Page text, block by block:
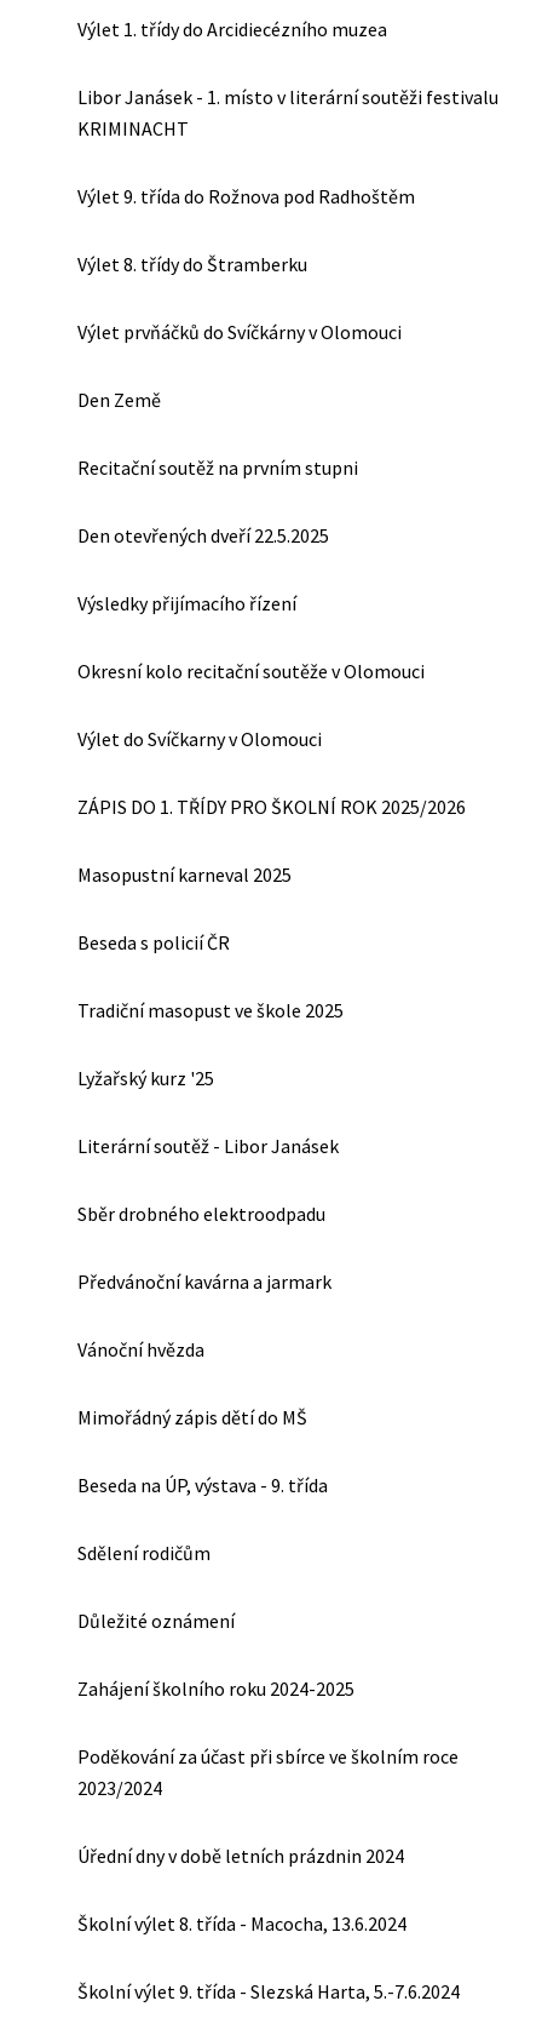
Výlet 1. třídy do Arcidiecézního muzea
Libor Janásek - 1. místo v literární soutěži festivalu
KRIMINACHT
Výlet 9. třída do Rožnova pod Radhoštěm
Výlet 8. třídy do Štramberku
Výlet prvňáčků do Svíčkárny v Olomouci
Den Země
Recitační soutěž na prvním stupni
Den otevřených dveří 22.5.2025
Výsledky přijímacího řízení
Okresní kolo recitační soutěže v Olomouci
Výlet do Svíčkarny v Olomouci
ZÁPIS DO 1. TŘÍDY PRO ŠKOLNÍ ROK 2025/2026
Masopustní karneval 2025
Beseda s policií ČR
Tradiční masopust ve škole 2025
Lyžařský kurz '25
Literární soutěž - Libor Janásek
Sběr drobného elektroodpadu
Předvánoční kavárna a jarmark
Vánoční hvězda
Mimořádný zápis dětí do MŠ
Beseda na ÚP, výstava - 9. třída
Sdělení rodičům
Důležité oznámení
Zahájení školního roku 2024-2025
Poděkování za účast při sbírce ve školním roce
2023/2024
Úřední dny v době letních prázdnin 2024
Školní výlet 8. třída - Macocha, 13.6.2024
Školní výlet 9. třída - Slezská Harta, 5.-7.6.2024